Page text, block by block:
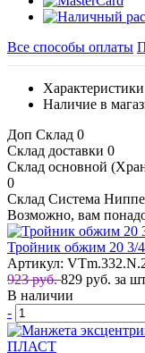
Все способы оплаты
Характеристики
Наличие в
Доп Склад 0
Склад доставки 0
Склад основной
0
Склад Система
Возможно, вам
Тройник обжим 20 3/
Артикул:
923 руб.829 руб. за
В наличии
-